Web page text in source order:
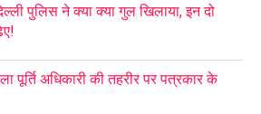
पुलिस ने क्या क्या गुल खिलाया, इन दो
पूर्ति अधिकारी की तहरीर पर पत्रकार के